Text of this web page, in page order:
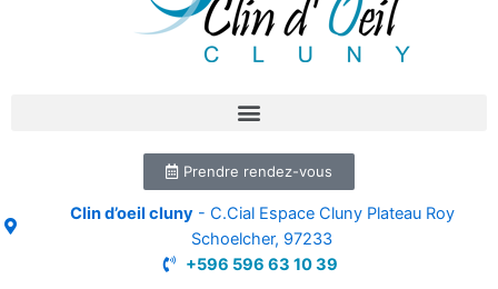
Prendre rendez-vous
Clin d’oeil cluny- C.Cial Espace Cluny Plateau Roy
Schoelcher, 97233
+596 596 63 10 39